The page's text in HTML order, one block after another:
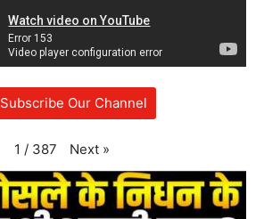
Subscribe Our Channel
1 / 387 Next »